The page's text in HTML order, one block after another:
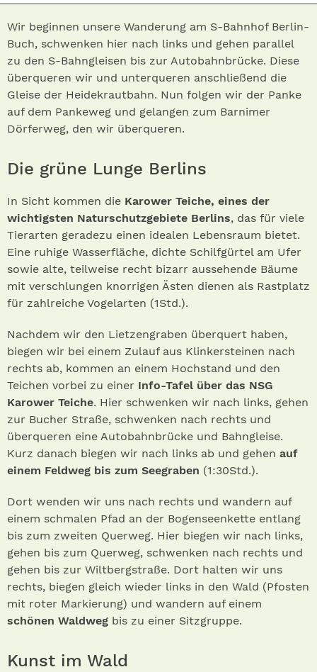
Wir beginnen unsere Wanderung am S-Bahnhof Berlin-
Buch, schwenken hier nach links und gehen parallel
zu den S-Bahngleisen bis zur Autobahnbrücke. Diese
überqueren wir und unterqueren anschließend die
Gleise der Heidekrautbahn. Nun folgen wir der Panke
auf dem Pankeweg und gelangen zum Barnimer
Dörferweg, den wir überqueren.
Die grüne Lunge Berlins
In Sicht kommen die Karower Teiche, eines der
wichtigsten Naturschutzgebiete Berlins, das für viele
Tierarten geradezu einen idealen Lebensraum bietet.
Eine ruhige Wasserfläche, dichte Schilfgürtel am Ufer
sowie alte, teilweise recht bizarr aussehende Bäume
mit verschlungen knorrigen Ästen dienen als Rastplatz
für zahlreiche Vogelarten (1Std.).
Nachdem wir den Lietzengraben überquert haben,
biegen wir bei einem Zulauf aus Klinkersteinen nach
rechts ab, kommen an einem Hochstand und den
Teichen vorbei zu einer Info-Tafel über das NSG
Karower Teiche. Hier schwenken wir nach links, gehen
zur Bucher Straße, schwenken nach rechts und
überqueren eine Autobahnbrücke und Bahngleise.
Kurz danach biegen wir nach links ab und gehen auf
einem Feldweg bis zum Seegraben (1:30Std.).
Dort wenden wir uns nach rechts und wandern auf
einem schmalen Pfad an der Bogenseenkette entlang
bis zum zweiten Querweg. Hier biegen wir nach links,
gehen bis zum Querweg, schwenken nach rechts und
gehen bis zur Wiltbergstraße. Dort halten wir uns
rechts, biegen gleich wieder links in den Wald (Pfosten
mit roter Markierung) und wandern auf einem
schönen Waldweg bis zu einer Sitzgruppe.
Kunst im Wald